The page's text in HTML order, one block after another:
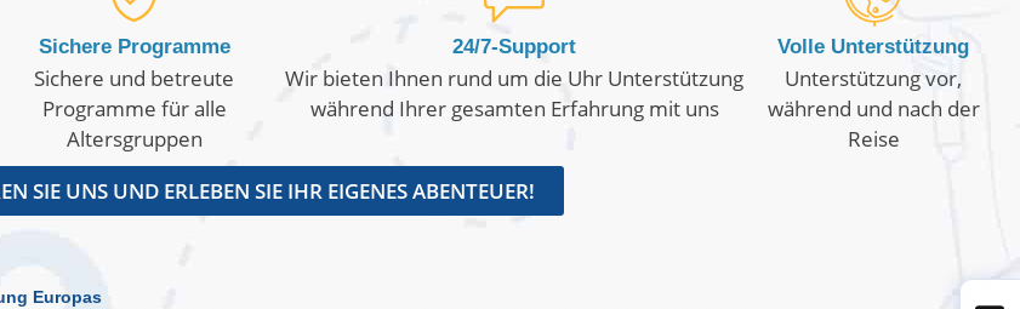
Sichere Programme
Sichere und betreute
Programme für alle
Altersgruppen
24/7-Support
Wir bieten Ihnen rund um die Uhr Unterstützung
während Ihrer gesamten Erfahrung mit uns
Volle Unterstützung
Unterstützung vor,
während und nach der
Reise
SIE UNS UND ERLEBEN SIE IHR EIGENES ABENTEUER!
Europas